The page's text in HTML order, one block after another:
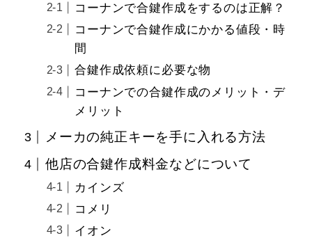
コーナンで合鍵作成をするのは正解？
コーナンで合鍵作成にかかる値段・時
間
合鍵作成依頼に必要な物
コーナンでの合鍵作成のメリット・デ
メリット
メーカの純正キーを手に入れる方法
他店の合鍵作成料金などについて
カインズ
コメリ
イオン